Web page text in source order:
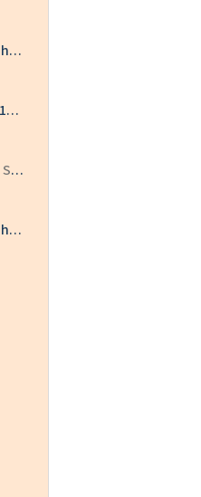
Hodinový strojek prodloužený tichý KOV 9/16 mm 6168S
Hodinový strojek tichý 5/12 mm 6168S
Skladem v ČR
Hodinový strojek prodloužený tichý 9/16 mm 6168S